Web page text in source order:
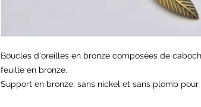
Boucles d'oreilles en bronze composées de
feuille en bronze.
Support en bronze, sans nickel et sans plomb